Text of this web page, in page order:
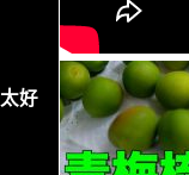
太好